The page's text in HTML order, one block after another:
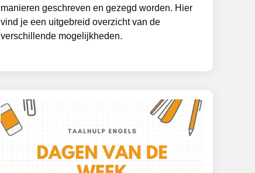
manieren geschreven en gezegd worden. Hier
vind je een uitgebreid overzicht van de
verschillende mogelijkheden.